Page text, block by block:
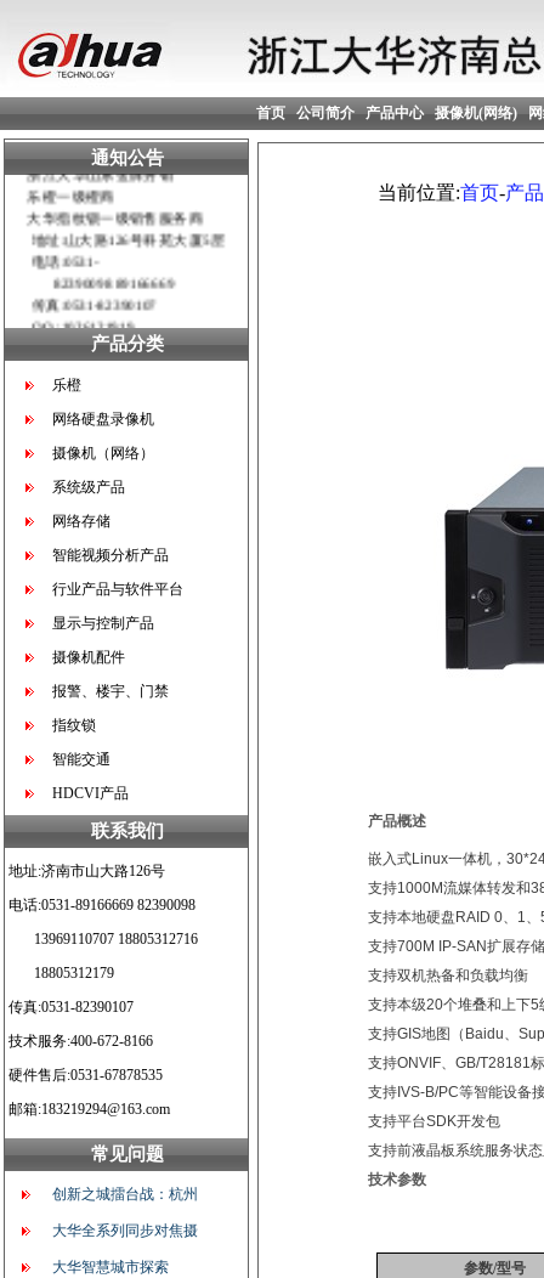
首页 公司简介 产品中心 摄像机(网络)
通知公告
浙江大华山东金牌分销
乐橙一级橙商
大华指纹锁一级销售服务商
地址:山大路126号科苑大厦5层
电话:0531-
82390098 89166669
传真:0531-82390107
QQ :1026121919
寻各地市、县空白区域合作伙
伴！！！
产品分类
乐橙
网络硬盘录像机
摄像机（网络）
系统级产品
网络存储
智能视频分析产品
行业产品与软件平台
显示与控制产品
摄像机配件
报警、楼宇、门禁
指纹锁
智能交通
HDCVI产品
联系我们
地址:济南市山大路126号
电话:0531-89166669 82390098
13969110707 18805312716
18805312179
传真:0531-82390107
技术服务:400-672-8166
硬件售后:0531-67878535
邮箱:183219294@163.com
常见问题
创新之城擂台战：杭州
大华全系列同步对焦摄
大华智慧城市探索
当前位置:首页-产
产品概述
嵌入式Linux一体机，
支持1000M流媒体转发和
支持本地硬盘 RAID 0、 1、
支持700M IP-SAN扩展存储
支持双机热备和负载均衡
支持本级20个堆叠和上下5
支持GIS地图（ Baidu、
支持ONVIF、 GB/T28181
支持 IVS-B/PC等智能设备
支持平台SDK开发包
支持前液晶板系统服务状
技术参数
参数/型号